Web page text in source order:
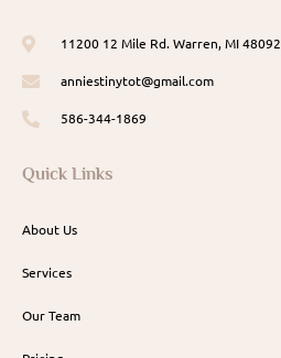
11200 12 Mile Rd. Warren, MI 48092
anniestinytot@gmail.com
586-344-1869
Quick Links
About Us
Services
Our Team